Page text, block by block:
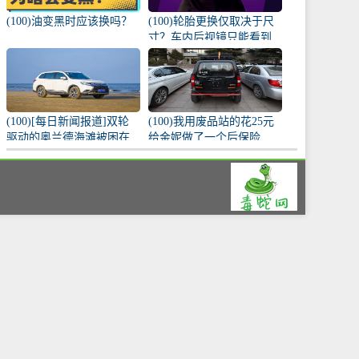
(100)油变黑时应该换吗？
(100)轮胎更换仅取决于尺
寸？车内后视镜只能看到
车内？原来这么多讲究！
(100)[每日新闻报道]双轮
驱动的奥兰德海滩被困在
车内，遇到危险时能冷静
(100)我用废品站的花25元
给金妮做了一个后保险
杠。